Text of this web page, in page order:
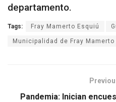
departamento.
Tags: Fray Mamerto Esquiú
Municipalidad de Fray Mamerto
Pandemia: Inician